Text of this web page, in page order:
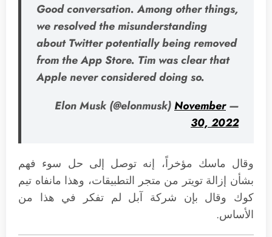
Good conversation. Among other things,
we resolved the misunderstanding
about Twitter potentially being removed
from the App Store. Tim was clear that
Apple never considered doing so.
— Elon Musk (@elonmusk)
November
30, 2022
وقال ماسك مؤخراً، إنه توصل إلى حل سوء فهم
بشأن إزالة تويتر من متجر التطبيقات، وهذا مانفاه تيم
كوك وقال بإن شركة آبل لم تفكر في هذا من
الأساس.